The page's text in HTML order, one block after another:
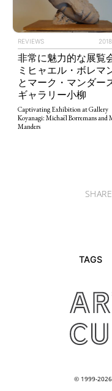
REVIEWS
非常に魅力的な展覧
ミヒャエル・ボレマ
とマーク・マンダー
ギャラリー小柳
Captivating Exhibition at Gallery
Koyanagi: Michaël Borremans and
Manders
SHARE
TAGS
© 1999-